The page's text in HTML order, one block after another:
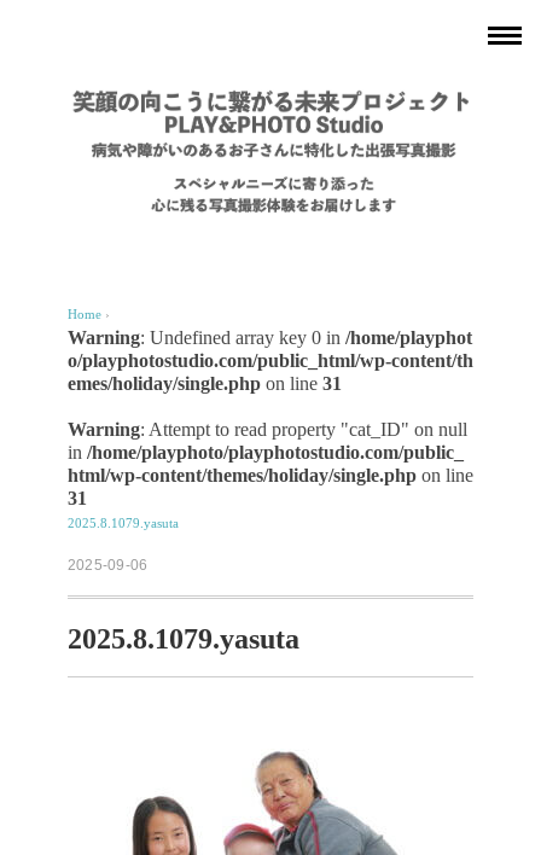
Home ›
Warning: Undefined array key 0 in /home/playphot
o/playphotostudio.com/public_html/wp-content/th
emes/holiday/single.php on line 31
Warning: Attempt to read property "cat_ID" on null
in /home/playphoto/playphotostudio.com/public_
html/wp-content/themes/holiday/single.php on line
31
2025.8.1079.yasuta
2025-09-06
2025.8.1079.yasuta